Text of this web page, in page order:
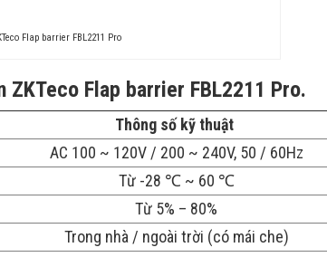
Flap barrier FBL2211 Pro
ZKTeco Flap barrier FBL2211 Pro.
Thông số kỹ thuật
AC 100 ~ 120V / 200 ~ 240V, 50 / 60Hz
Từ -28 ℃ ~ 60 ℃
Từ 5% – 80%
Trong nhà / ngoài trời (có mái che)